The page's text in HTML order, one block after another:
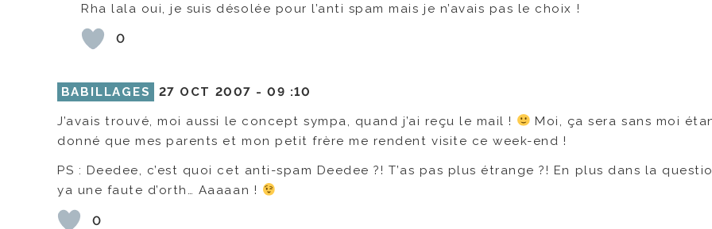
Rha lala oui, je suis désolée pour l’anti spam mais je n’avais pas le choix !
0
BABILLAGES 27 OCT 2007 -09 :10
J’avais trouvé, moi aussi le concept sympa, quand j’ai reçu le mail !
Moi, ça sera sans moi
donné que mes parents et mon petit frère me rendent visite ce week-end !
PS : Deedee, c’est quoi cet anti-spam Deedee ?! T’as pas plus étrange ?! En plus dans la
ya une faute d’orth… Aaaaan !
0